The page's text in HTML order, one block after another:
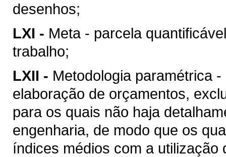
desenhos;
LXI - Meta - parcela
trabalho;
LXII - Metodologia paramétrica
elaboração de orçamentos,
para os quais não haja
engenharia, de modo que os
índices médios com a